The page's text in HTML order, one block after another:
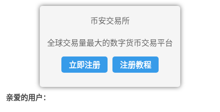
币安交易所
全球交易量最大的数字货币交易平台
立即注册
注册教程
亲爱的用户：